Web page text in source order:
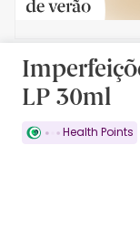
LP 30ml
Health Points